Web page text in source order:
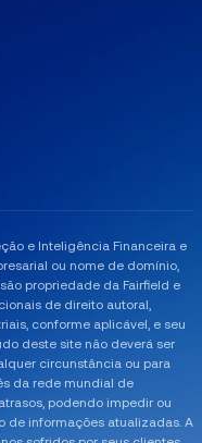
e Inteligência Financeira e
ou nome de domínio,
propriedade da Fairfield e
de direito autoral,
conforme aplicável, e seu
deste site não deverá ser
circunstância ou para
da rede mundial de
podendo impedir ou
de informações atualizadas. A